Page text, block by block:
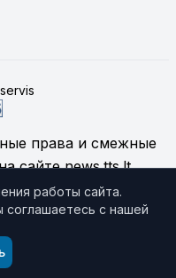
права и смежные
сайте news.tts.lt
"Telekomunikacinių
не указано иное.
материалов сайта
работы сайта.
соглашаетесь с нашей